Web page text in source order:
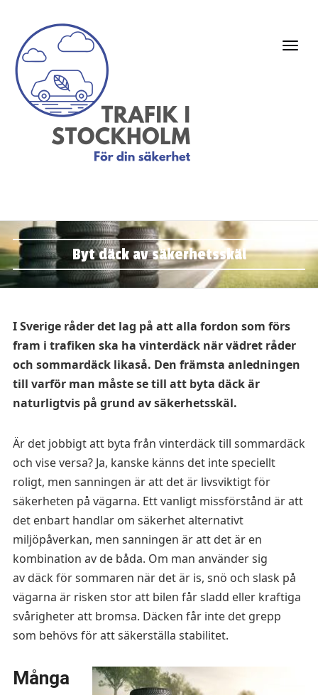
Byt däck av säkerhetsskäl
I Sverige råder det lag på att alla fordon som förs
fram i trafiken ska ha vinterdäck när vädret råder
och sommardäck likaså. Den främsta anledningen
till varför man måste se till att byta däck är
naturligtvis på grund av säkerhetsskäl.
Är det jobbigt att byta från vinterdäck till sommardäck
och vise versa? Ja, kanske känns det inte speciellt
roligt, men sanningen är att det är livsviktigt för
säkerheten på vägarna. Ett vanligt missförstånd är att
det enbart handlar om säkerhet alternativt
miljöpåverkan, men sanningen är att det är en
kombination av de båda. Om man använder sig
av däck för sommaren när det är is, snö och slask på
vägarna är risken stor att bilen får sladd eller kraftiga
svårigheter att bromsa. Däcken får inte det grepp
som behövs för att säkerställa stabilitet.
Många